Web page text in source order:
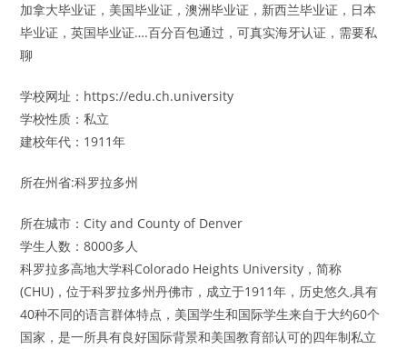
加拿大毕业证，美国毕业证，澳洲毕业证，新西兰毕业证，日本
毕业证，英国毕业证….百分百包通过，可真实海牙认证，需要私
聊
学校网址：https://edu.ch.university
学校性质：私立
建校年代：1911年
所在州省:科罗拉多州
所在城市：City and County of Denver
学生人数：8000多人
科罗拉多高地大学科Colorado Heights University，简称
(CHU)，位于科罗拉多州丹佛市，成立于1911年，历史悠久,具有
40种不同的语言群体特点，美国学生和国际学生来自于大约60个
国家，是一所具有良好国际背景和美国教育部认可的四年制私立